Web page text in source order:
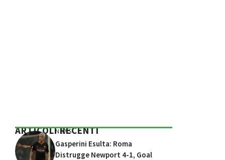
ARTICOLI RECENTI
NEWS
Gasperini Esulta: Roma
Distrugge Newport 4-1, Goal